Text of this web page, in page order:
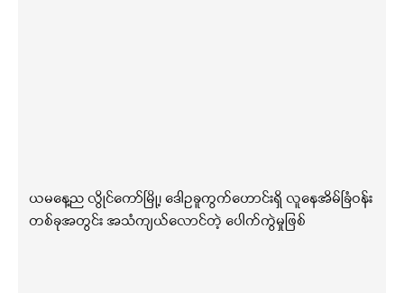
ယမနေ့ည လွိုင်ကော်မြို့၊ ဒေါဥခူကွက်ဟောင်းရှိ လူနေအိမ်ခြံဝန်း
တစ်ခုအတွင်း အသံကျယ်လောင်တဲ့ ပေါက်ကွဲမှုဖြစ်